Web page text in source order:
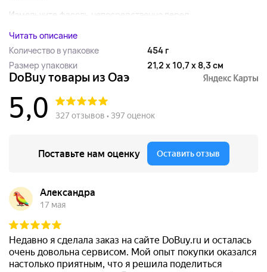
Измельчите фасоль непосредственно перед...
Читать описание
Количество в упаковке
454 г
Размер упаковки
21,2 x 10,7 x 8,3 см